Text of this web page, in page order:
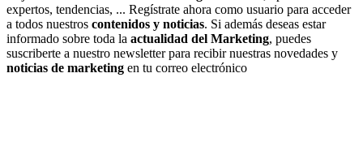
expertos, tendencias, ... Regístrate ahora como usuario para acceder
a todos nuestros contenidos y noticias. Si además deseas estar
informado sobre toda la actualidad del Marketing, puedes
suscriberte a nuestro newsletter para recibir nuestras novedades y
noticias de marketing en tu correo electrónico